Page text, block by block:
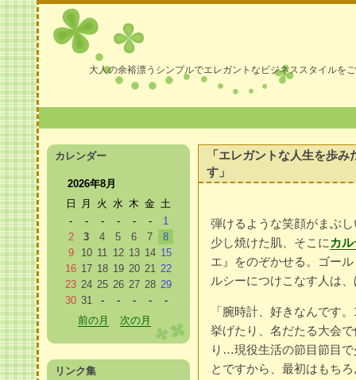
大人の余裕漂うシンプルでエレガントなビジネススタイルを
「エレガントな人生を歩
す」
弾けるような笑顔がまぶ
少し焼けた肌、そこに カ
エ』をのぞかせる。ゴー
ルシーにつけこなす人は
「腕時計、好きなんです
挙げたり、名だたる大会
り…現役生活の節目節目
とですから、最初はもち
カレンダー
2026年8月
日
月 火 水 木 金 土
-
- - - - -
1
2
3 4 5 6 7
8
9
10 11 12 13 14 15
16 17 18 19 20 21 22
23 24 25 26 27 28 29
30 31 - - - -
-
前の月
次の月
リンク集